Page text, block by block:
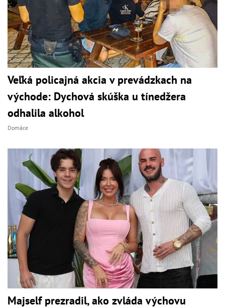
Veľká policajná akcia v prevádzkach na
východe: Dychová skúška u tínedžera
odhalila alkohol
Domáce
Majself prezradil, ako zvláda výchovu